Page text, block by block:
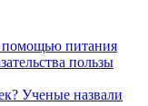
помощью питания
пользы
Ученые назвали